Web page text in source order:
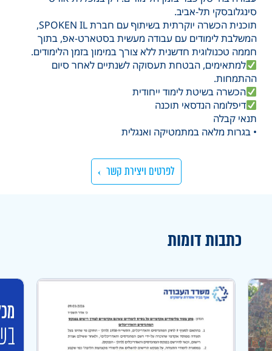
סינגלובסקי תל-אביב.
תוכנית הכשרה יוקרתית בשיתוף עם חברת SPOKEN IL,
המשלבת לימודים עם עבודה מעשית בסטארט-אפ, בתוך
חממה טכנולוגית חדשנית ללא צורך במימון בזמן הלימודים.
למתאימים, הבטחת תעסוקה לשנתיים לאחר סיום
ההתמחות.
הכשרה בשיטת לימוד ייחודית
דיפלומה הנדסאי תוכנה
תנאי קבלה
• בגרות מלאה במתמטיקה ואנגלית
לפרטים ויצירת קשר
כתבות דומות